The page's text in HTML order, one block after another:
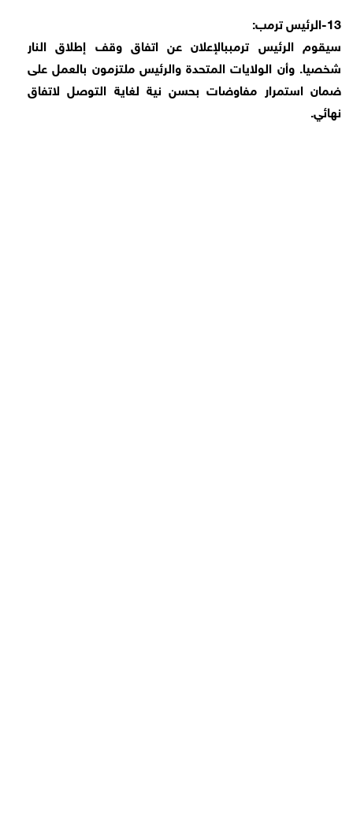
13-الرئيس ترمب:
سيقوم الرئيس ترمببالإعلان عن اتفاق وقف إطلاق النار
شخصيا. وأن الولايات المتحدة والرئيس ملتزمون بالعمل على
ضمان استمرار مفاوضات بحسن نية لغاية التوصل لاتفاق
نهائي.